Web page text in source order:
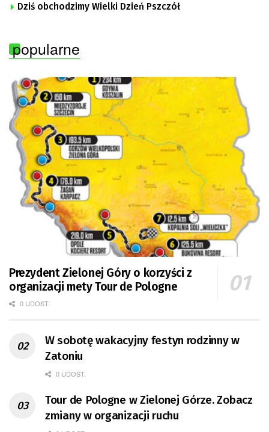
Dziś obchodzimy Wielki Dzień Pszczół
popularne
Prezydent Zielonej Góry o korzyści z
organizacji mety Tour de Pologne
0 UDOST.
W sobotę wakacyjny festyn rodzinny w
Zatoniu
0 UDOST.
Tour de Pologne w Zielonej Górze. Zobacz
zmiany w organizacji ruchu